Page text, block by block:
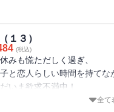
離恋愛という事実が愛子
かの遠恋！？
する愛子！！？？
１３）
(税込)
みも慌ただしく過ぎ、
と恋人らしい時間を持てな
いま欲求不満中！
アイツ、俺が彼氏だってコト
全て